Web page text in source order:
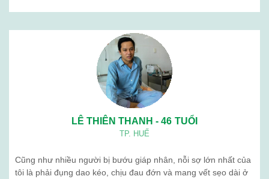
LÊ THIÊN THANH - 46 TUỔI
TP. HUẾ
Cũng như nhiều người bị bướu giáp nhân, nỗi sợ lớn nhất của
tôi là phải đụng dao kéo, chịu đau đớn và mang vết sẹo dài ở